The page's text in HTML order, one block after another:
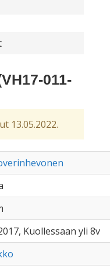
011-
13.05.2022.
Kuollessaan yli 8v